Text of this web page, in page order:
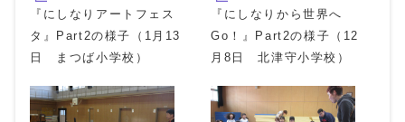
『にしなりアートフェス
タ』Part2の様子（1月13
日 まつば小学校）
『にしなりから世界へ
Go！』Part2の様子（12
月8日 北津守小学校）